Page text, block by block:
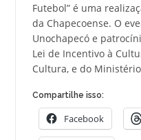
Futebol” é uma
da Chapecoense. O
Unochapecó e
Lei de Incentivo à
Cultura, e do
Compartilhe isso:
Facebook